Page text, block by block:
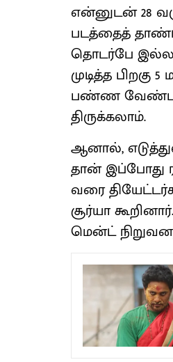
என்​னுடன் 28
படத்தைத்
தொடர்பே
முடித்த பிறகு
பண்ண வேண்​டாம்,
திருக்கலாம்.
ஆனால்,
தான் இப்​போது
வரை
சூர்யா
மென்ட்